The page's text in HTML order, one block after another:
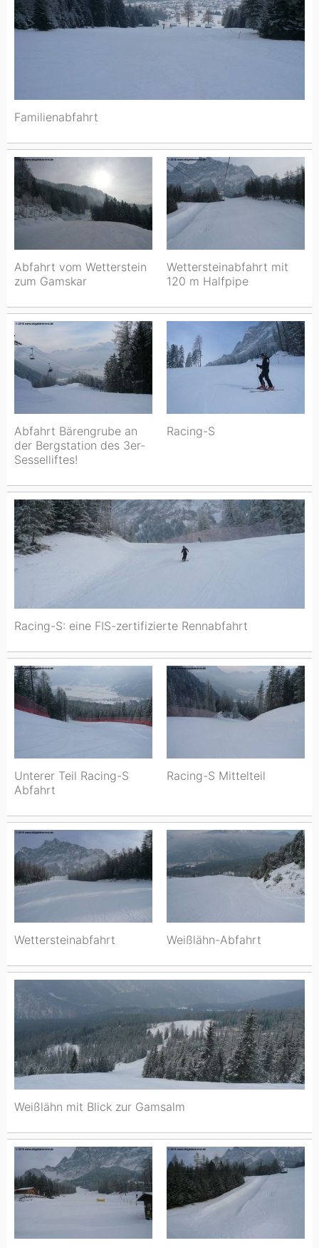
Familienabfahrt
Abfahrt vom Wetterstein
zum Gamskar
Wettersteinabfahrt mit
120 m Halfpipe
Abfahrt Bärengrube an
der Bergstation des 3er-
Sesselliftes!
Racing-S
Racing-S: eine FIS-zertifizierte Rennabfahrt
Unterer Teil Racing-S
Abfahrt
Racing-S Mittelteil
Wettersteinabfahrt Weißlähn-Abfahrt
Weißlähn mit Blick zur Gamsalm